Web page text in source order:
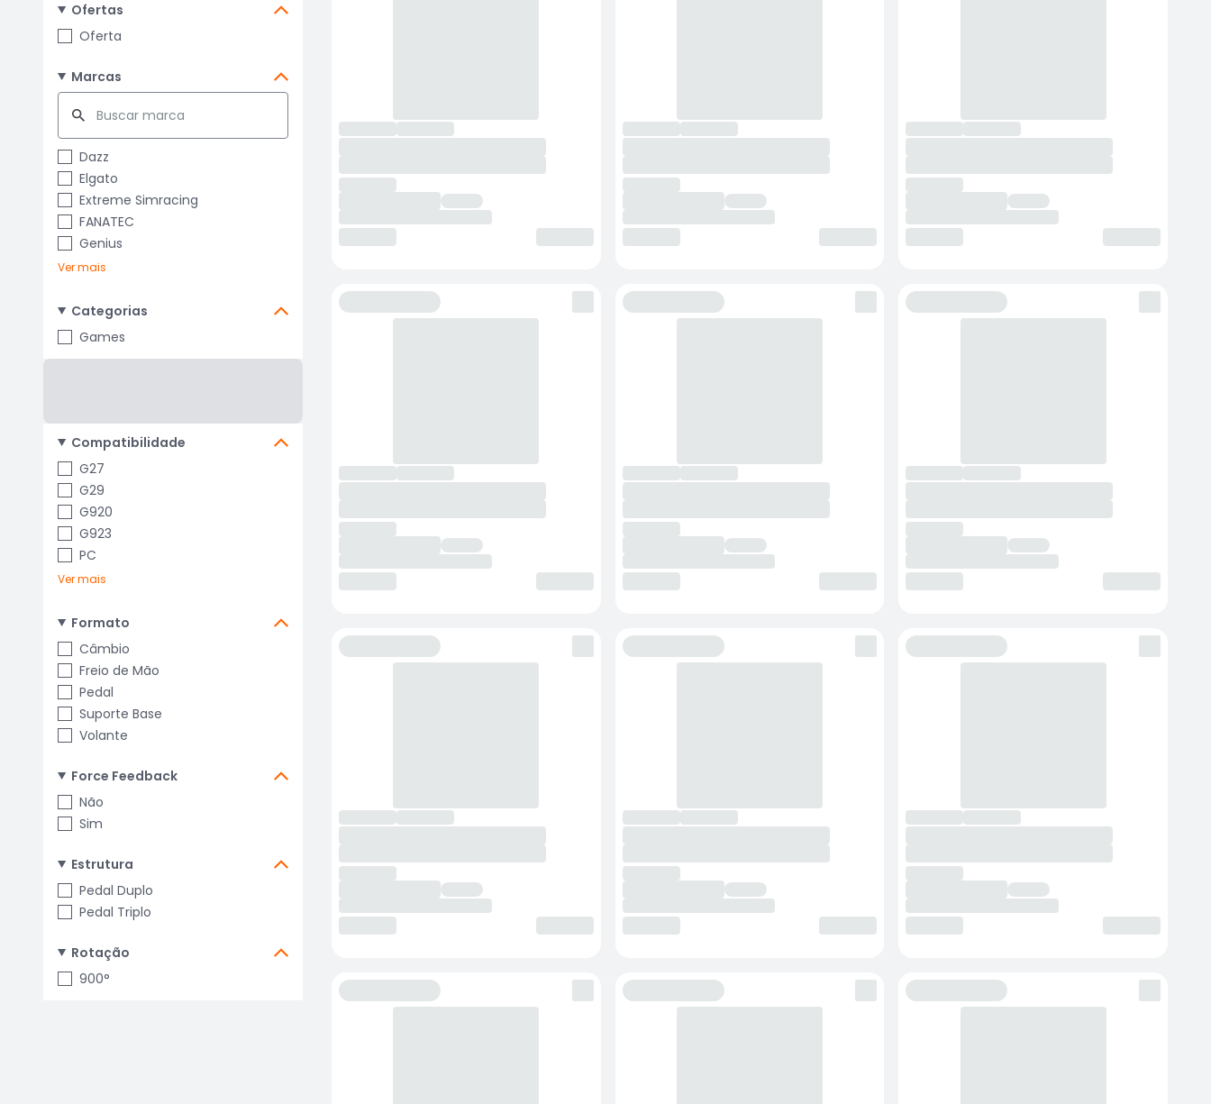
Ofertas
Oferta
Marcas
Dazz
Elgato
Extreme Simracing
FANATEC
Genius
Ver mais
Categorias
Games
Compatibilidade
G27
G29
G920
G923
PC
Ver mais
Formato
Câmbio
Freio de Mão
Pedal
Suporte Base
Volante
Force Feedback
Não
Sim
Estrutura
Pedal Duplo
Pedal Triplo
Rotação
900°